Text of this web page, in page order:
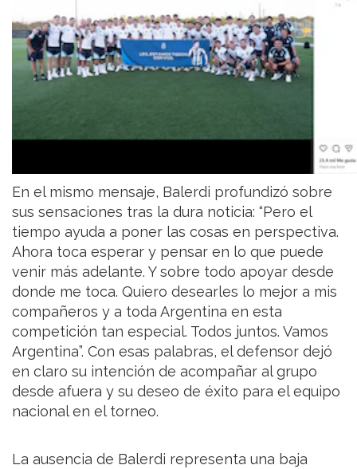
En el mismo mensaje, Balerdi profundizó sobre
sus sensaciones tras la dura noticia: “Pero el
tiempo ayuda a poner las cosas en perspectiva.
Ahora toca esperar y pensar en lo que puede
venir más adelante. Y sobre todo apoyar desde
donde me toca. Quiero desearles lo mejor a mis
compañeros y a toda Argentina en esta
competición tan especial. Todos juntos. Vamos
Argentina”. Con esas palabras, el defensor dejó
en claro su intención de acompañar al grupo
desde afuera y su deseo de éxito para el equipo
nacional en el torneo.
La ausencia de Balerdi representa una baja